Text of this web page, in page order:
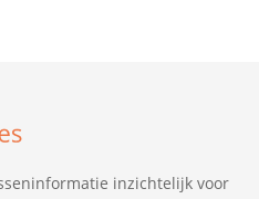
inzichtelijk voor